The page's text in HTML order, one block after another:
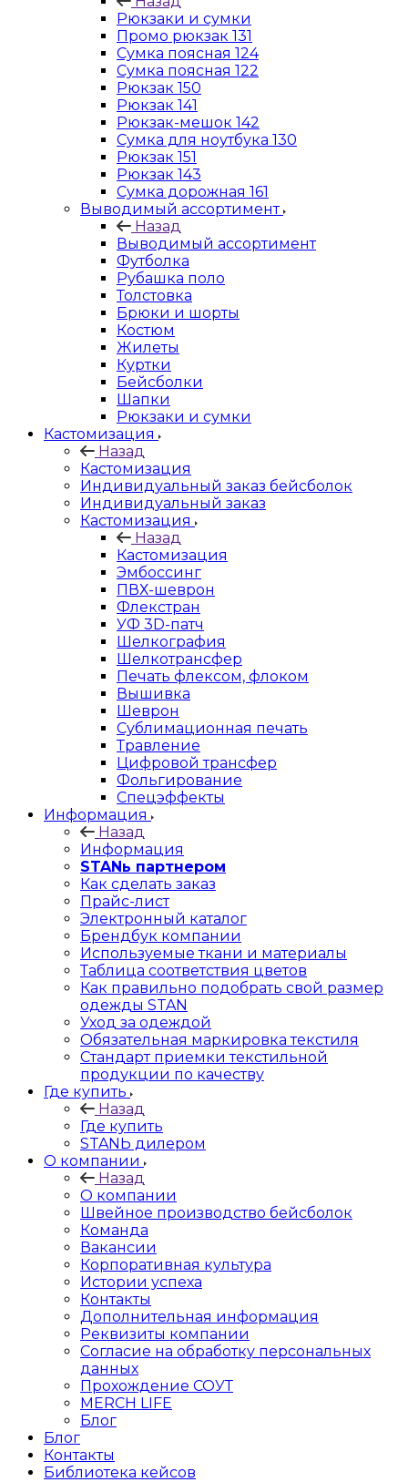
Рюкзаки и сумки
Промо рюкзак 131
Сумка поясная 124
Сумка поясная 122
Рюкзак 150
Рюкзак 141
Рюкзак-мешок 142
Сумка для ноутбука 130
Рюкзак 151
Рюкзак 143
Сумка дорожная 161
Выводимый ассортимент
Назад
Выводимый ассортимент
Футболка
Рубашка поло
Толстовка
Брюки и шорты
Костюм
Жилеты
Куртки
Бейсболки
Шапки
Рюкзаки и сумки
Кастомизация
Назад
Кастомизация
Индивидуальный заказ бейсболок
Индивидуальный заказ
Кастомизация
Назад
Кастомизация
Эмбоссинг
ПВХ-шеврон
Флекстран
УФ 3D-патч
Шелкография
Шелкотрансфер
Печать флексом, флоком
Вышивка
Шеврон
Сублимационная печать
Травление
Цифровой трансфер
Фольгирование
Спецэффекты
Информация
Назад
Информация
STANь партнером
Как сделать заказ
Прайс-лист
Электронный каталог
Брендбук компании
Используемые ткани и материалы
Таблица соответствия цветов
Как правильно подобрать свой размер
одежды STAN
Уход за одеждой
Обязательная маркировка текстиля
Стандарт приемки текстильной
продукции по качеству
Где купить
Назад
Где купить
STANЬ дилером
О компании
Назад
О компании
Швейное производство бейсболок
Команда
Вакансии
Корпоративная культура
Истории успеха
Контакты
Дополнительная информация
Реквизиты компании
Согласие на обработку персональных
данных
Прохождение СОУТ
MERCH LIFE
Блог
Блог
Контакты
Библиотека кейсов